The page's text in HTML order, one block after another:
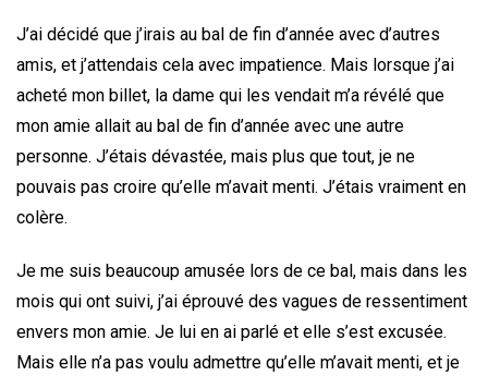
J’ai décidé que j’irais au bal de fin d’année avec d’autres
amis, et j’attendais cela avec impatience. Mais lorsque j’ai
acheté mon billet, la dame qui les vendait m’a révélé que
mon amie allait au bal de fin d’année avec une autre
personne. J’étais dévastée, mais plus que tout, je ne
pouvais pas croire qu’elle m’avait menti. J’étais vraiment en
colère.
Je me suis beaucoup amusée lors de ce bal, mais dans les
mois qui ont suivi, j’ai éprouvé des vagues de ressentiment
envers mon amie. Je lui en ai parlé et elle s’est excusée.
Mais elle n’a pas voulu admettre qu’elle m’avait menti, et je